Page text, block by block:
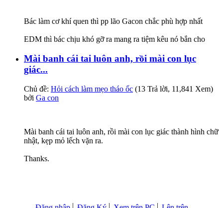
Bác làm cơ khí quen thì pp lão Gacon chắc phù hợp nhất
EDM thì bác chịu khó gỡ ra mang ra tiệm kêu nó bắn cho
Mài banh cái tai luôn anh, rồi mài con lục
giác...
Chủ đề: Hỏi cách làm mẹo tháo ốc (13 Trả lời, 11,841 Xem)
bởi Ga con
Mài banh cái tai luôn anh, rồi mài con lục giác thành hình chữ
nhật, kẹp mỏ lếch vặn ra.
Thanks.